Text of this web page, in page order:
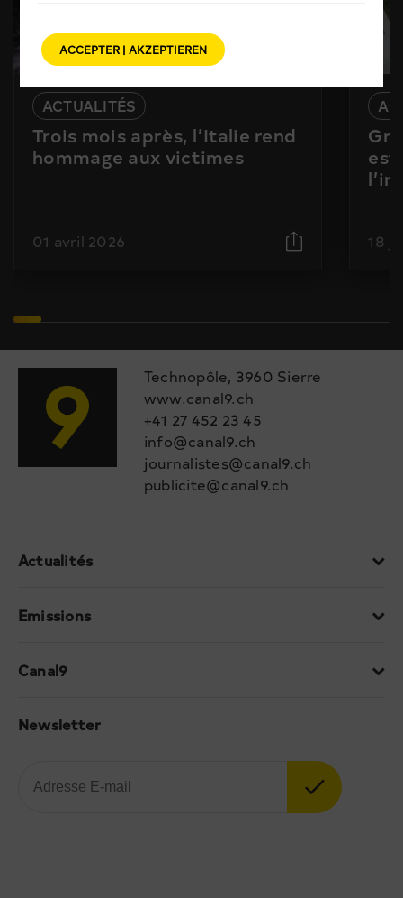
ACTUALITÉS
Trois mois après, l’Italie rend
hommage aux victimes
01 avril 2026
est
18
Technopôle, 3960 Sierre
www.canal9.ch
+41 27 452 23 45
info@canal9.ch
journalistes@canal9.ch
publicite@canal9.ch
Actualités
Emissions
Canal9
Newsletter
ACCEPTER | AKZEPTIEREN